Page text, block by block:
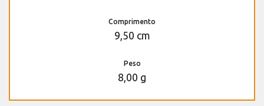
Comprimento
9,50 cm
Peso
8,00 g